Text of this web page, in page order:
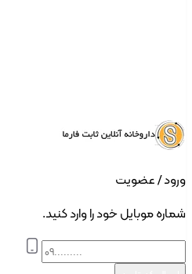
ورود / عضویت
شماره موبایل خود را وارد کنید.